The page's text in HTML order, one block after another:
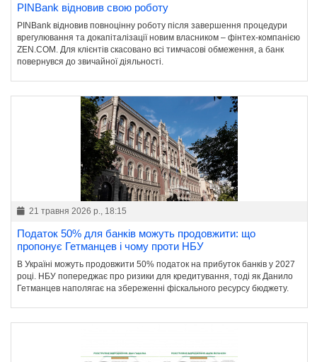
PINBank відновив свою роботу
PINBank відновив повноцінну роботу після завершення процедури
врегулювання та докапіталізації новим власником – фінтех-компанією
ZEN.COM. Для клієнтів скасовано всі тимчасові обмеження, а банк
повернувся до звичайної діяльності.
21 травня 2026 р., 18:15
Податок 50% для банків можуть продовжити: що
пропонує Гетманцев і чому проти НБУ
В Україні можуть продовжити 50% податок на прибуток банків у 2027
році. НБУ попереджає про ризики для кредитування, тоді як Данило
Гетманцев наполягає на збереженні фіскального ресурсу бюджету.